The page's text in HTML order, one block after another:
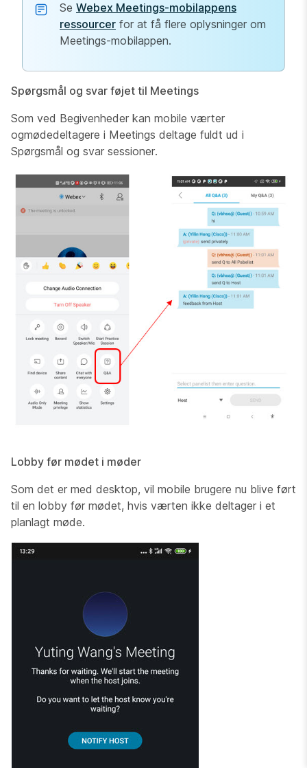
Se Webex Meetings-mobilappens
ressourcer for at få flere oplysninger om
Meetings-mobilappen.
Spørgsmål og svar føjet til Meetings
Som ved Begivenheder kan mobile værter
ogmødedeltagere i Meetings deltage fuldt ud i
Spørgsmål og svar sessioner.
Lobby før mødet i møder
Som det er med desktop, vil mobile brugere nu blive ført
til en lobby før mødet, hvis værten ikke deltager i et
planlagt møde.